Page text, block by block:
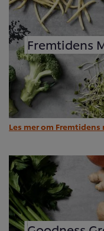
Fremtidens
Les mer om